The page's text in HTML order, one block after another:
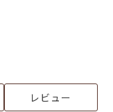
レビュー